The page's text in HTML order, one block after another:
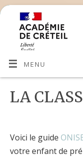
MENU
LA
Voici le guide
votre enfant de